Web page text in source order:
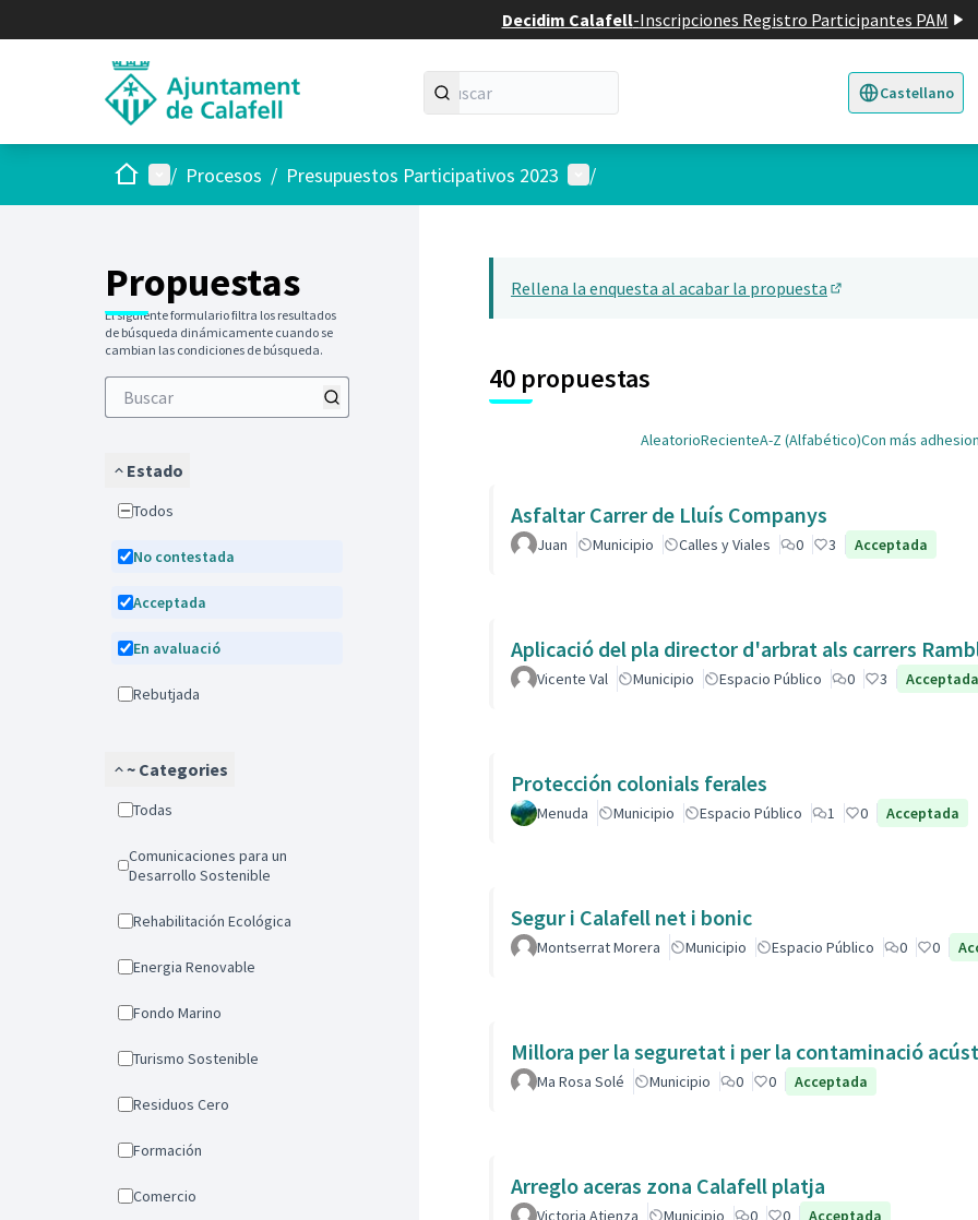
Decidim Calafell-Inscripciones Registro Participantes PAM
Castellano
Triar la llengua
InicioMenú principal
/ Procesos / Presupuestos Participativos 2023 Menú de usuario
/
Propuestas
El siguiente formulario filtra los resultados
de búsqueda dinámicamente cuando se
cambian las condiciones de búsqueda.
Estado
Todos
No contestada
Acceptada
En avaluació
Rebutjada
~ Categories
Todas
Comunicaciones para un
Desarrollo Sostenible
Rehabilitación Ecológica
Energia Renovable
Fondo Marino
Turismo Sostenible
Residuos Cero
Formación
Comercio
Rellena la enquesta al acabar la propuesta
40 propuestas
AleatorioRecienteA-Z (Alfabético)Con más
Asfaltar Carrer de Lluís Companys
Juan Municipio Calles y Viales 0 3 Acceptada
Aplicació del pla director d'arbrat als carrers
Vicente Val Municipio Espacio Público 0 3 Acceptada
Protección colonials ferales
Menuda Municipio Espacio Público 1 0 Acceptada
Segur i Calafell net i bonic
Montserrat Morera Municipio Espacio Público 0 0
Millora per la seguretat i per la contaminació
Ma Rosa Solé Municipio 0 0 Acceptada
Arreglo aceras zona Calafell platja
Victoria Atienza Municipio 0 0 Acceptada